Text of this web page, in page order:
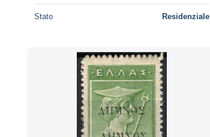
Stato Residenziale